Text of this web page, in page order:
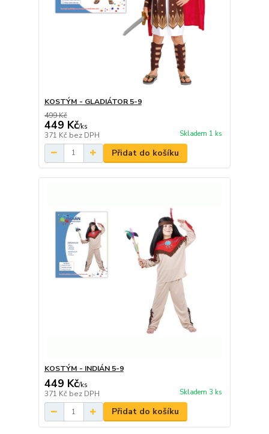
KOSTÝM - GLADIÁTOR 5-9
499 Kč
449 Kč/ks
371 Kč bez DPH Skladem 1 ks
Přidat do košíku
KOSTÝM - INDIÁN 5-9
449 Kč/ks
371 Kč bez DPH Skladem 3 ks
Přidat do košíku